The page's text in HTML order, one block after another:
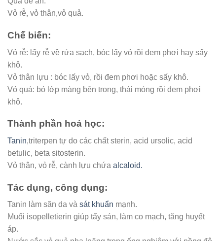
Vỏ rễ, vỏ thân,vỏ quả.
Chế biến:
Vỏ rễ: lấy rễ về rửa sạch, bóc lấy vỏ rồi đem phơi hay sấy
khô.
Vỏ thân lựu : bóc lấy vỏ, rồi đem phơi hoặc sấy khô.
Vỏ quả: bỏ lớp màng bên trong, thái mỏng rồi đem phơi
khô.
Thành phần hoá học:
Tanin,triterpen tự do các chất sterin, acid ursolic, acid
betulic, beta sitosterin.
Vỏ thân, vỏ rễ, cành lựu chứa alcaloid.
Tác dụng, công dụng:
Tanin làm săn da và sát khuẩn mạnh.
Muối isopelletierin giúp tẩy sán, làm co mạch, tăng huyết
áp.